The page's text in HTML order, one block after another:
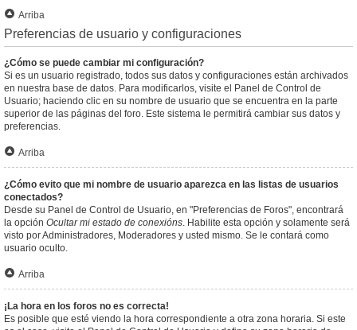
Arriba
Preferencias de usuario y configuraciones
¿Cómo se puede cambiar mi configuración?
Si es un usuario registrado, todos sus datos y configuraciones están archivados
en nuestra base de datos. Para modificarlos, visite el Panel de Control de
Usuario; haciendo clic en su nombre de usuario que se encuentra en la parte
superior de las páginas del foro. Este sistema le permitirá cambiar sus datos y
preferencias.
Arriba
¿Cómo evito que mi nombre de usuario aparezca en las listas de usuarios
conectados?
Desde su Panel de Control de Usuario, en "Preferencias de Foros", encontrará
la opción Ocultar mi estado de conexións. Habilite esta opción y solamente será
visto por Administradores, Moderadores y usted mismo. Se le contará como
usuario oculto.
Arriba
¡La hora en los foros no es correcta!
Es posible que esté viendo la hora correspondiente a otra zona horaria. Si este